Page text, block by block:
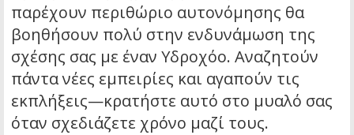
παρέχουν περιθώριο αυτονόμησης θα
βοηθήσουν πολύ στην ενδυνάμωση της
σχέσης σας με έναν Υδροχόο. Αναζητούν
πάντα νέες εμπειρίες και αγαπούν τις
εκπλήξεις—κρατήστε αυτό στο μυαλό σας
όταν σχεδιάζετε χρόνο μαζί τους.